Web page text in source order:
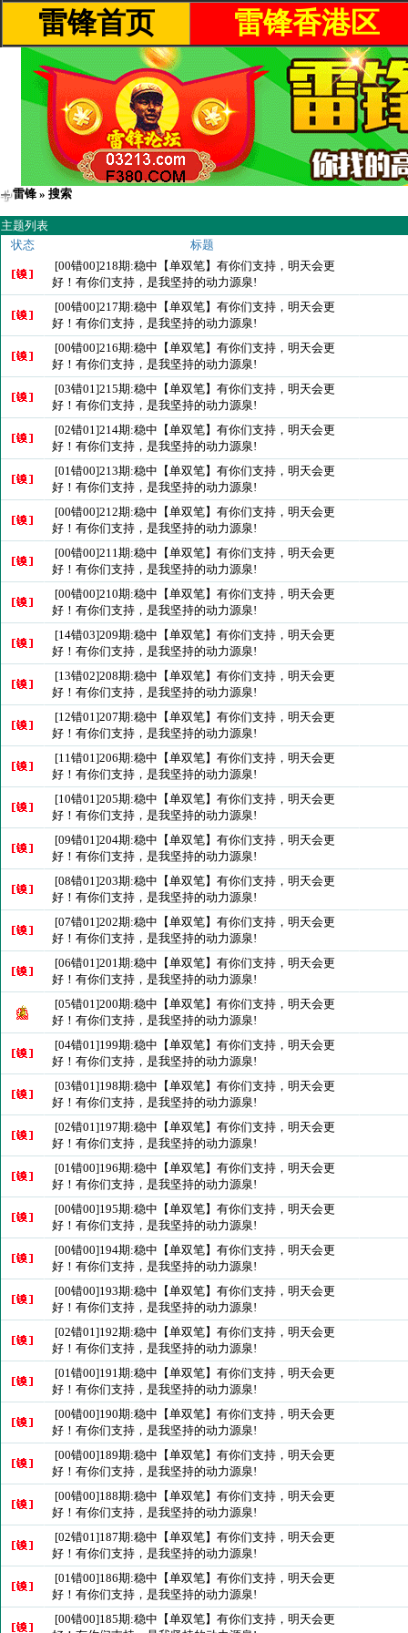
雷锋首页 雷锋香港区
雷锋 » 搜索
主题列表
状态
标题
[00错00]218期:稳中【单双笔】有你们支持，明天会更
好！有你们支持，是我坚持的动力源泉!
[00错00]217期:稳中【单双笔】有你们支持，明天会更
好！有你们支持，是我坚持的动力源泉!
[00错00]216期:稳中【单双笔】有你们支持，明天会更
好！有你们支持，是我坚持的动力源泉!
[03错01]215期:稳中【单双笔】有你们支持，明天会更
好！有你们支持，是我坚持的动力源泉!
[02错01]214期:稳中【单双笔】有你们支持，明天会更
好！有你们支持，是我坚持的动力源泉!
[01错00]213期:稳中【单双笔】有你们支持，明天会更
好！有你们支持，是我坚持的动力源泉!
[00错00]212期:稳中【单双笔】有你们支持，明天会更
好！有你们支持，是我坚持的动力源泉!
[00错00]211期:稳中【单双笔】有你们支持，明天会更
好！有你们支持，是我坚持的动力源泉!
[00错00]210期:稳中【单双笔】有你们支持，明天会更
好！有你们支持，是我坚持的动力源泉!
[14错03]209期:稳中【单双笔】有你们支持，明天会更
好！有你们支持，是我坚持的动力源泉!
[13错02]208期:稳中【单双笔】有你们支持，明天会更
好！有你们支持，是我坚持的动力源泉!
[12错01]207期:稳中【单双笔】有你们支持，明天会更
好！有你们支持，是我坚持的动力源泉!
[11错01]206期:稳中【单双笔】有你们支持，明天会更
好！有你们支持，是我坚持的动力源泉!
[10错01]205期:稳中【单双笔】有你们支持，明天会更
好！有你们支持，是我坚持的动力源泉!
[09错01]204期:稳中【单双笔】有你们支持，明天会更
好！有你们支持，是我坚持的动力源泉!
[08错01]203期:稳中【单双笔】有你们支持，明天会更
好！有你们支持，是我坚持的动力源泉!
[07错01]202期:稳中【单双笔】有你们支持，明天会更
好！有你们支持，是我坚持的动力源泉!
[06错01]201期:稳中【单双笔】有你们支持，明天会更
好！有你们支持，是我坚持的动力源泉!
[05错01]200期:稳中【单双笔】有你们支持，明天会更
好！有你们支持，是我坚持的动力源泉!
[04错01]199期:稳中【单双笔】有你们支持，明天会更
好！有你们支持，是我坚持的动力源泉!
[03错01]198期:稳中【单双笔】有你们支持，明天会更
好！有你们支持，是我坚持的动力源泉!
[02错01]197期:稳中【单双笔】有你们支持，明天会更
好！有你们支持，是我坚持的动力源泉!
[01错00]196期:稳中【单双笔】有你们支持，明天会更
好！有你们支持，是我坚持的动力源泉!
[00错00]195期:稳中【单双笔】有你们支持，明天会更
好！有你们支持，是我坚持的动力源泉!
[00错00]194期:稳中【单双笔】有你们支持，明天会更
好！有你们支持，是我坚持的动力源泉!
[00错00]193期:稳中【单双笔】有你们支持，明天会更
好！有你们支持，是我坚持的动力源泉!
[02错01]192期:稳中【单双笔】有你们支持，明天会更
好！有你们支持，是我坚持的动力源泉!
[01错00]191期:稳中【单双笔】有你们支持，明天会更
好！有你们支持，是我坚持的动力源泉!
[00错00]190期:稳中【单双笔】有你们支持，明天会更
好！有你们支持，是我坚持的动力源泉!
[00错00]189期:稳中【单双笔】有你们支持，明天会更
好！有你们支持，是我坚持的动力源泉!
[00错00]188期:稳中【单双笔】有你们支持，明天会更
好！有你们支持，是我坚持的动力源泉!
[02错01]187期:稳中【单双笔】有你们支持，明天会更
好！有你们支持，是我坚持的动力源泉!
[01错00]186期:稳中【单双笔】有你们支持，明天会更
好！有你们支持，是我坚持的动力源泉!
[00错00]185期:稳中【单双笔】有你们支持，明天会更